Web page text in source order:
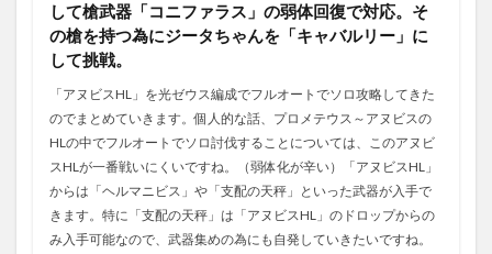
して槍武器「コニファラス」の弱体回復で対応。そ
の槍を持つ為にジータちゃんを「キャバルリー」に
して挑戦。
「アヌビスHL」を光ゼウス編成でフルオートでソロ攻略してきた
のでまとめていきます。個人的な話、プロメテウス～アヌビスの
HLの中でフルオートでソロ討伐することについては、このアヌビ
スHLが一番戦いにくいですね。（弱体化が辛い）「アヌビスHL」
からは「ヘルマニビス」や「支配の天秤」といった武器が入手で
きます。特に「支配の天秤」は「アヌビスHL」のドロップからの
み入手可能なので、武器集めの為にも自発していきたいですね。